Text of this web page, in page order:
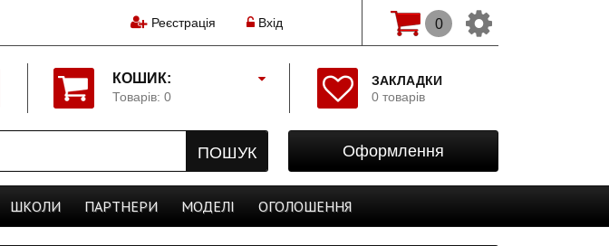
Реєстрація Вхід
КОШИК:
Товарів: 0
ПОШУК Оформлення
ЗАКЛАДКИ
0 товарів
0
Початок
Реєстрація
Закладки
ШКОЛИ ПАРТНЕРИ МОДЕЛІ ОГОЛОШЕННЯ